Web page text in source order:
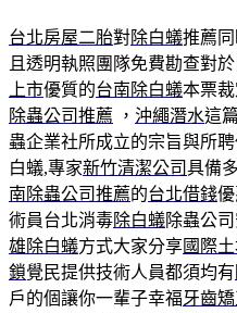
台北房屋二胎對除白蟻推薦
且透明執照團隊免費勘查對
上市優質的台南除白蟻本票
除蟲公司推薦 ， 沖繩潛水這
蟲企業社所成立的宗旨與所
白蟻,專家新竹清潔公司具備
南除蟲公司推薦的台北借錢
術員台北消毒除白蟻除蟲公
雄除白蟻方式大家分享國際
鎖覺民提供技術人員都須均有
戶的個讓你一輩子幸福牙齒